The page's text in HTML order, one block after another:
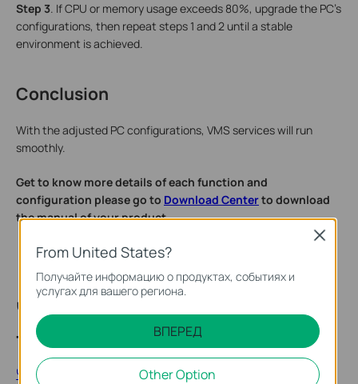
Step 3. If CPU or memory usage exceeds 80%, upgrade the PC's
configurations, then repeat steps 1 and 2 until a stable
environment is achieved.
Conclusion
With the adjusted PC configurations, VMS services will run
smoothly.
Get to know more details of each function and
configuration please go to Download Centerto download
the manual of your product.
Часто задаваемые вопросы по
теме
Часто задаваемые вопросы о VIGI
From United States?
Получайте информацию о продуктах, событиях и
услугах для вашего региона.
ВПЕРЕД
Other Option
Close